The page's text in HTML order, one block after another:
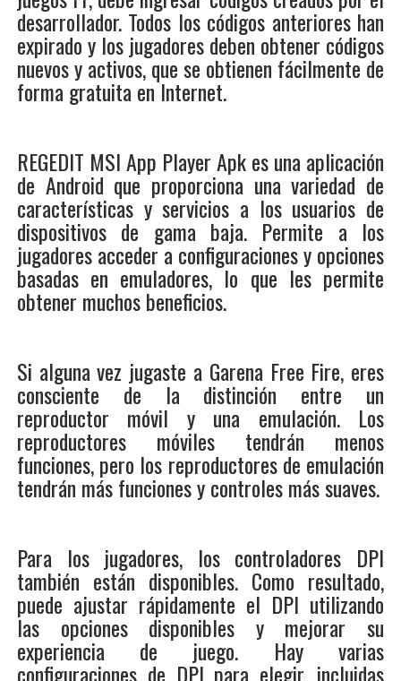
desarrollador. Todos los códigos anteriores han
expirado y los jugadores deben obtener códigos
nuevos y activos, que se obtienen fácilmente de
forma gratuita en Internet.
REGEDIT MSI App Player Apk es una aplicación
de Android que proporciona una variedad de
características y servicios a los usuarios de
dispositivos de gama baja. Permite a los
jugadores acceder a configuraciones y opciones
basadas en emuladores, lo que les permite
obtener muchos beneficios.
Si alguna vez jugaste a Garena Free Fire, eres
consciente de la distinción entre un
reproductor móvil y una emulación. Los
reproductores móviles tendrán menos
funciones, pero los reproductores de emulación
tendrán más funciones y controles más suaves.
Para los jugadores, los controladores DPI
también están disponibles. Como resultado,
puede ajustar rápidamente el DPI utilizando
las opciones disponibles y mejorar su
experiencia de juego. Hay varias
configuraciones de DPI para elegir, incluidas